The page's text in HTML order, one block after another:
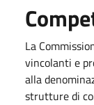
La
vincolanti e
alla
strutture di